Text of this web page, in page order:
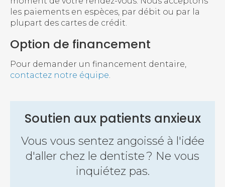
les paiements en espèces, par débit ou par la
plupart des cartes de crédit.
Option de financement
Pour demander un financement dentaire,
contactez notre équipe.
Soutien aux patients anxieux
Vous vous sentez angoissé à l'idée
d'aller chez le dentiste ? Ne vous
inquiétez pas.